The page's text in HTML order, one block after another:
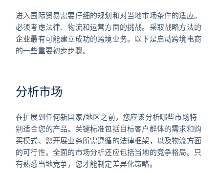
进入国际贸易需要仔细的规划和对当地市场条件的适应。
必须考虑法律、物流和运营方面的挑战。采取战略方法的
企业最有可能建立成功的跨境业务。以下是启动跨境电商
的一些重要初步步骤。
分析市场
在扩展到任何新国家/地区之前，您应该分析哪些市场特
别适合您的产品。关键标准包括目标客户群体的需求和购
买模式、您开展业务所需遵循的法律框架，以及物流方面
的可行性。全面的市场分析还应包括当地的竞争格局。只
有熟悉当地竞争，您才能制定差异化策略。